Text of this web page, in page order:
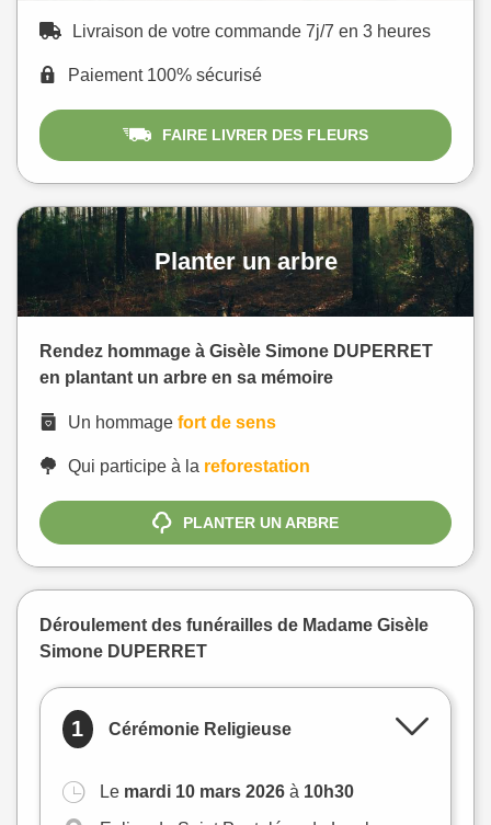
Livraison de votre commande 7j/7 en 3 heures
Paiement 100% sécurisé
FAIRE LIVRER DES FLEURS
Planter un arbre
Rendez hommage à Gisèle Simone DUPERRET
en plantant un arbre en sa mémoire
Un hommage fort de sens
Qui participe à la reforestation
PLANTER UN ARBRE
Déroulement des funérailles de Madame Gisèle
Simone DUPERRET
1 Cérémonie Religieuse
Le mardi 10 mars 2026 à 10h30